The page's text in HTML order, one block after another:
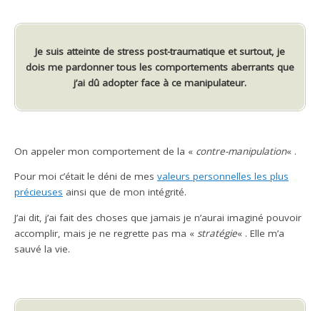
Je suis atteinte de stress post-traumatique et surtout, je
dois me pardonner tous les comportements aberrants que
j’ai dû adopter face à ce manipulateur.
On appeler mon comportement de la « contre-manipulation« .
Pour moi c’était le déni de mes valeurs personnelles les plus
précieuses ainsi que de mon intégrité.
J’ai dit, j’ai fait des choses que jamais je n’aurai imaginé pouvoir
accomplir, mais je ne regrette pas ma « stratégie« . Elle m’a
sauvé la vie.